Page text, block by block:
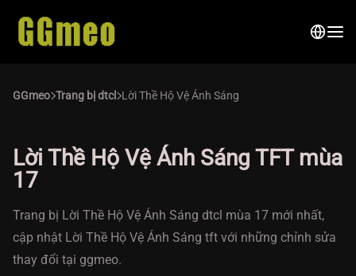
GGmeo Trang bị dtcl Lời Thề Hộ Vệ Ánh Sáng
Lời Thề Hộ Vệ Ánh Sáng TFT mùa
17
Trang bị Lời Thề Hộ Vệ Ánh Sáng dtcl mùa 17 mới nhất,
cập nhật Lời Thề Hộ Vệ Ánh Sáng tft với những chỉnh sửa
thay đổi tại ggmeo.